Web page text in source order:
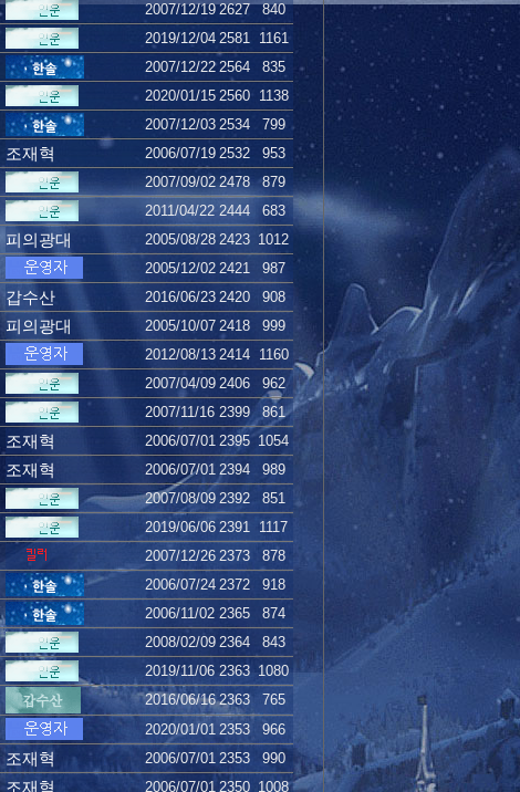
2007/12/19 2627 840
2019/12/04 2581 1161
2007/12/22 2564 835
2020/01/15 2560 1138
2007/12/03 2534 799
조재혁 2006/07/19 2532 953
2007/09/02 2478 879
2011/04/22 2444 683
피의광대 2005/08/28 2423 1012
2005/12/02 2421 987
갑수산 2016/06/23 2420 908
피의광대 2005/10/07 2418 999
2012/08/13 2414 1160
2007/04/09 2406 962
2007/11/16 2399 861
조재혁 2006/07/01 2395 1054
조재혁 2006/07/01 2394 989
2007/08/09 2392 851
2019/06/06 2391 1117
2007/12/26 2373 878
2006/07/24 2372 918
2006/11/02 2365 874
2008/02/09 2364 843
2019/11/06 2363 1080
2016/06/16 2363 765
2020/01/01 2353 966
조재혁 2006/07/01 2353 990
조재혁 2006/07/01 2350 1008